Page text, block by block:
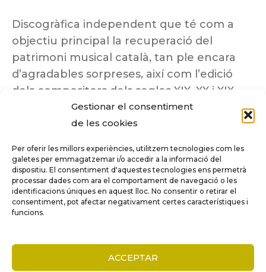
Gestionar el consentiment
de les cookies
Per oferir les millors experiències, utilitzem tecnologies com les
galetes per emmagatzemar i/o accedir a la informació del
dispositiu. El consentiment d'aquestes tecnologies ens permetrà
processar dades com ara el comportament de navegació o les
identificacions úniques en aquest lloc. No consentir o retirar el
consentiment, pot afectar negativament certes característiques i
funcions.
ACCEPTAR
Discogràfica independent que té com a
objectiu principal la recuperació del
patrimoni musical català, tan ple encara
d’agradables sorpreses, així com l’edició
dels compositors dels segles XIX, XX i XIX
insuficientment coneguts.
Tots els drets reservats a ©Columna
Música.
COMPARE (0)